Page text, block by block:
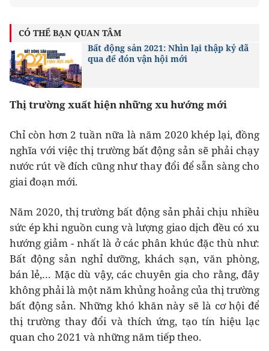
CÓ THỂ BẠN QUAN TÂM
Bất động sản 2021: Nhìn lại thập kỷ đã
qua để đón vận hội mới
Thị trường xuất hiện những xu hướng mới
Chỉ còn hơn 2 tuần nữa là năm 2020 khép lại, đồng
nghĩa với việc thị trường bất động sản sẽ phải chạy
nước rút về đích cũng như thay đổi để sẵn sàng cho
giai đoạn mới.
Năm 2020, thị trường bất động sản phải chịu nhiều
sức ép khi nguồn cung và lượng giao dịch đều có xu
hướng giảm - nhất là ở các phân khúc đặc thù như:
Bất động sản nghỉ dưỡng, khách sạn, văn phòng,
bán lẻ,… Mặc dù vậy, các chuyên gia cho rằng, đây
không phải là một năm khủng hoảng của thị trường
bất động sản. Những khó khăn này sẽ là cơ hội để
thị trường thay đổi và thích ứng, tạo tín hiệu lạc
quan cho 2021 và những năm tiếp theo.